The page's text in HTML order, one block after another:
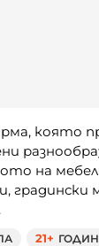
която
на
градински
21+